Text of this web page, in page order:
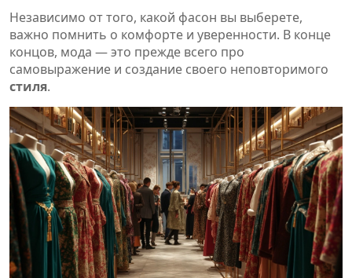
Независимо от того, какой фасон вы выберете,
важно помнить о комфорте и уверенности. В конце
концов, мода — это прежде всего про
самовыражение и создание своего неповторимого
стиля.